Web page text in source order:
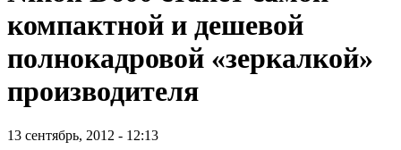
компактной и дешевой
полнокадровой «зеркалкой»
производителя
13 сентябрь, 2012 - 12:13